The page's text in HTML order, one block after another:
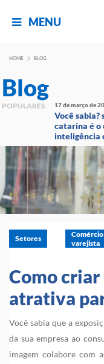
MENU
HOME BLOG
Blog
POPULARES 17 de março de
Você sabia?
catarina é o
inteligência
brasil!
Setores
Comércio
varejista
Como
atrativa
Você sabia que a
da sua empresa ao
imagem colabore com